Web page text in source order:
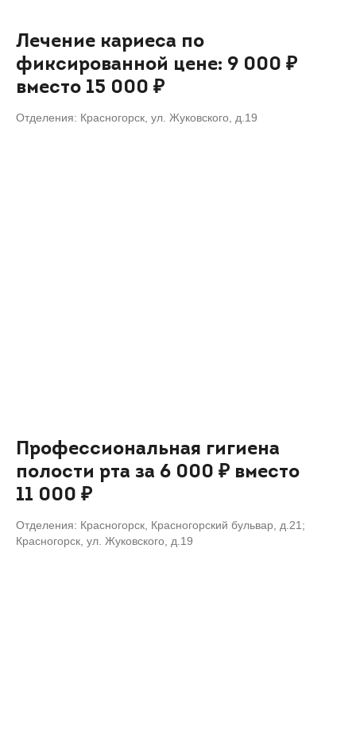
Лечение кариеса по
фиксированной цене: 9 000 ₽
вместо 15 000 ₽
Отделения: Красногорск, ул. Жуковского, д.19
Профессиональная гигиена
полости рта за 6 000 ₽ вместо
11 000 ₽
Отделения: Красногорск, Красногорский бульвар, д.21;
Красногорск, ул. Жуковского, д.19